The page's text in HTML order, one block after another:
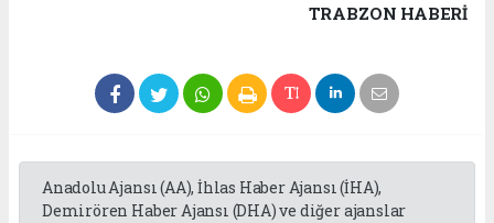
TRABZON HABERİ
Anadolu Ajansı (AA), İhlas Haber Ajansı (İHA),
Demirören Haber Ajansı (DHA) ve diğer ajanslar